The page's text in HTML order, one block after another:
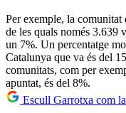
Per exemple, la
de les quals només 3.639
un 7%. Un percentatge
Catalunya que va és del
comunitats, com per
apuntat, és del 8%.
Escull Garrotxa com